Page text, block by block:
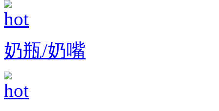
奶瓶/奶嘴